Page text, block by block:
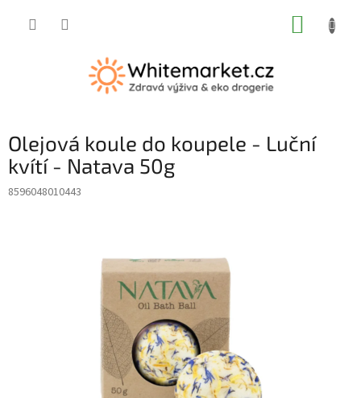
Olejová koule do koupele - Luční
kvítí - Natava 50g
8596048010443